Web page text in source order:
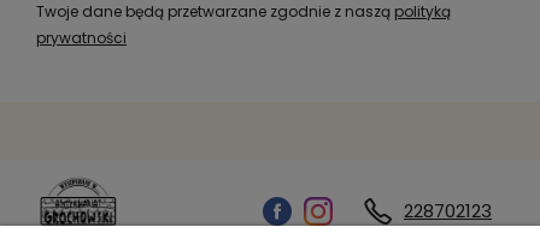
Twoje dane będą przetwarzane zgodnie z naszą polityką
prywatności
228702123